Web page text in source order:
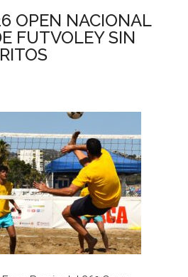
OPEN NACIONAL
FUTVOLEY SIN